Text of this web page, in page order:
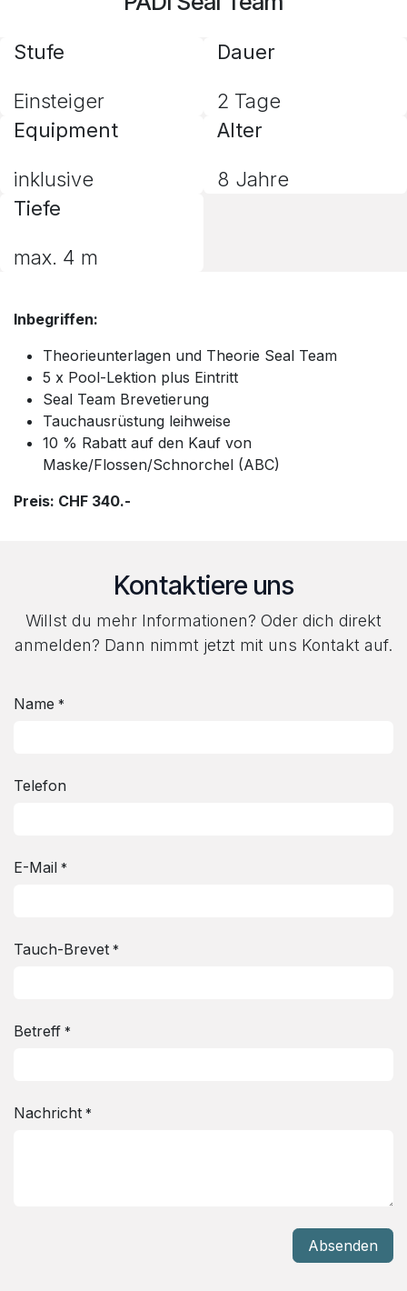
Stufe
Einsteiger
Dauer
2 Tage
Equipment
inklusive
Alter
8 Jahre
Tiefe
max. 4 m
Inbegriffen:
Theorieunterlagen und Theorie Seal Team
5 x Pool-Lektion plus Eintritt
Seal Team Brevetierung
Tauchausrüstung leihweise
10 % Rabatt auf den Kauf von
Maske/Flossen/Schnorchel (ABC)
Preis: CHF 340.-
Kontaktiere uns
Willst du mehr Informationen? Oder dich direkt
anmelden? Dann nimmt jetzt mit uns Kontakt auf.
Name *
Telefon
E-Mail *
Tauch-Brevet *
Betreff *
Nachricht *
Absenden